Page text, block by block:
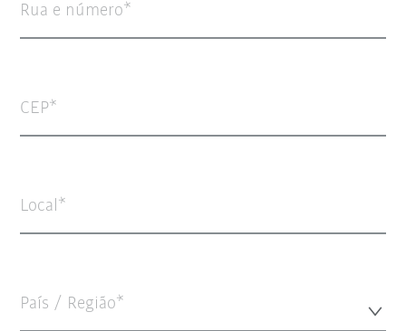
Rua e número
CEP
Local
País / Região*